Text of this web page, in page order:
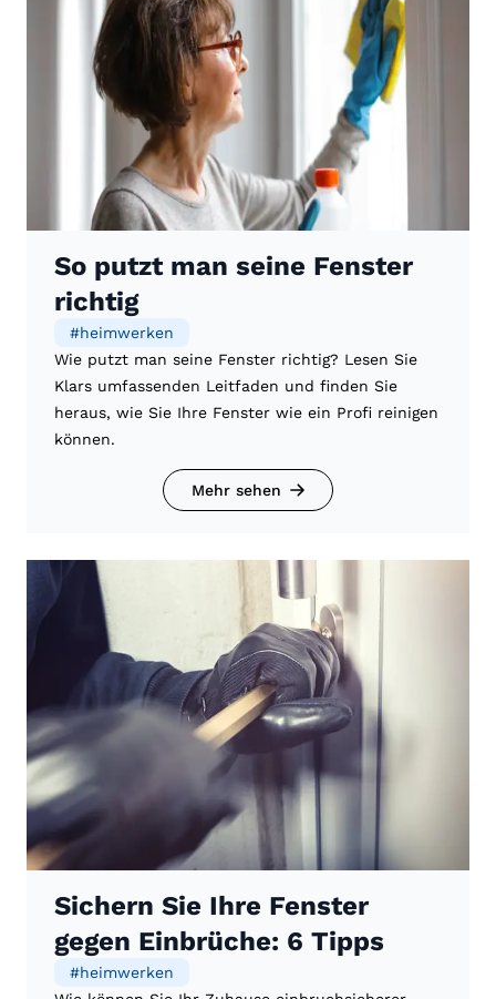
So putzt man seine Fenster
richtig
#heimwerken
Wie putzt man seine Fenster richtig? Lesen Sie
Klars umfassenden Leitfaden und finden Sie
heraus, wie Sie Ihre Fenster wie ein Profi reinigen
können.
Mehr sehen
Sichern Sie Ihre Fenster
gegen Einbrüche: 6 Tipps
#heimwerken